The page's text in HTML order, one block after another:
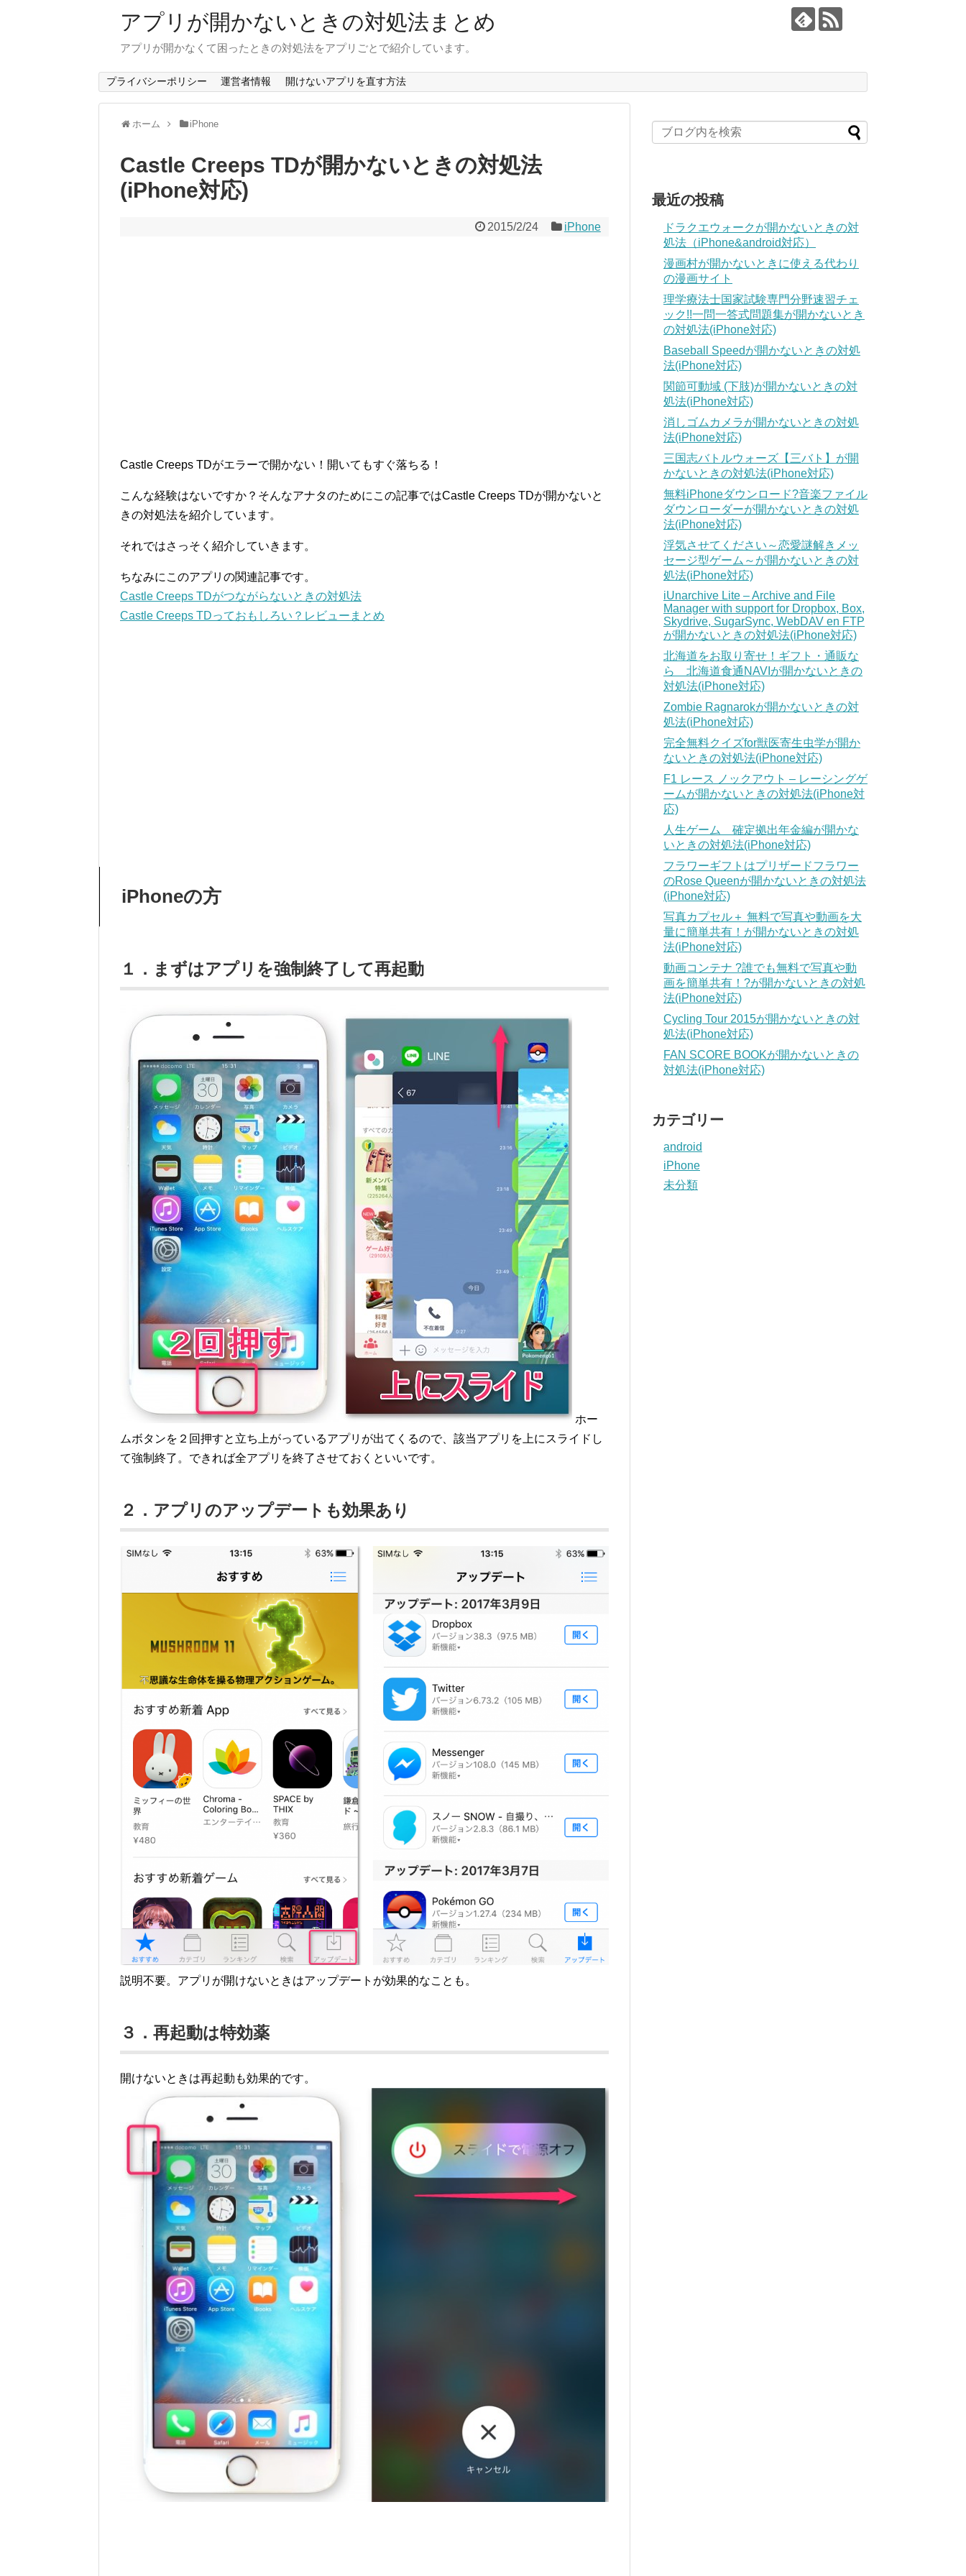
アプリが開かないときの対処法まとめ
アプリが開かなくて困ったときの対処法をアプリごとで紹介しています。
プライバシーポリシー 運営者情報 開けないアプリを直す方法
ホーム iPhone
Castle Creeps TDが開かないときの対処法
(iPhone対応)
2015/2/24 iPhone
Castle Creeps TDがエラーで開かない！開いてもすぐ落ちる！
こんな経験はないですか？そんなアナタのためにこの記事ではCastle Creeps TDが開かないと
きの対処法を紹介しています。
それではさっそく紹介していきます。
ちなみにこのアプリの関連記事です。
Castle Creeps TDがつながらないときの対処法
Castle Creeps TDっておもしろい？レビューまとめ
iPhoneの方
１．まずはアプリを強制終了して再起動
ホー
ムボタンを２回押すと立ち上がっているアプリが出てくるので、該当アプリを上にスライドし
て強制終了。できれば全アプリを終了させておくといいです。
２．アプリのアップデートも効果あり
説明不要。アプリが開けないときはアップデートが効果的なことも。
３．再起動は特効薬
開けないときは再起動も効果的です。
最近の投稿
ドラクエウォークが開かないときの対
処法（iPhone&android対応）
漫画村が開かないときに使える代わり
の漫画サイト
理学療法士国家試験専門分野速習チェ
ック!!一問一答式問題集が開かないとき
の対処法(iPhone対応)
Baseball Speedが開かないときの対処
法(iPhone対応)
関節可動域 (下肢)が開かないときの対
処法(iPhone対応)
消しゴムカメラが開かないときの対処
法(iPhone対応)
三国志バトルウォーズ【三バト】が開
かないときの対処法(iPhone対応)
無料iPhoneダウンロード?音楽ファイル
ダウンローダーが開かないときの対処
法(iPhone対応)
浮気させてください～恋愛謎解きメッ
セージ型ゲーム～が開かないときの対
処法(iPhone対応)
iUnarchive Lite – Archive and File
Manager with support for Dropbox, Box,
Skydrive, SugarSync, WebDAV en FTP
が開かないときの対処法(iPhone対応)
北海道をお取り寄せ！ギフト・通販な
ら 北海道食通NAVIが開かないときの
対処法(iPhone対応)
Zombie Ragnarokが開かないときの対
処法(iPhone対応)
完全無料クイズfor獣医寄生虫学が開か
ないときの対処法(iPhone対応)
F1 レース ノックアウト – レーシングゲ
ームが開かないときの対処法(iPhone対
応)
人生ゲーム 確定拠出年金編が開かな
いときの対処法(iPhone対応)
フラワーギフトはプリザードフラワー
のRose Queenが開かないときの対処法
(iPhone対応)
写真カプセル＋ 無料で写真や動画を大
量に簡単共有！が開かないときの対処
法(iPhone対応)
動画コンテナ ?誰でも無料で写真や動
画を簡単共有！?が開かないときの対処
法(iPhone対応)
Cycling Tour 2015が開かないときの対
処法(iPhone対応)
FAN SCORE BOOKが開かないときの
対処法(iPhone対応)
カテゴリー
android
iPhone
未分類